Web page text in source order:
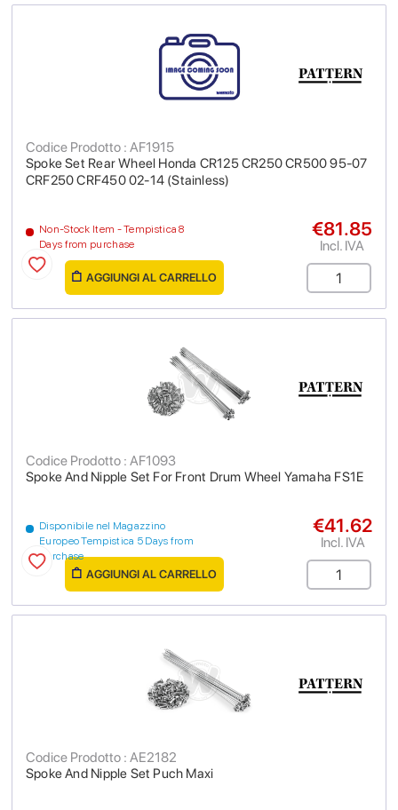
Spoke Set Rear Wheel Honda CR125 CR250 CR500 95-07
CRF250 CRF450 02-14 (Stainless)
Codice Prodotto : AF1915
Non-Stock Item - Tempistica 8
Days from purchase
€81.85
Incl. IVA
AGGIUNGI AL CARRELLO
Spoke And Nipple Set For Front Drum Wheel Yamaha FS1E
Codice Prodotto : AF1093
Disponibile nel Magazzino
Europeo Tempistica 5 Days from
purchase
€41.62
Incl. IVA
AGGIUNGI AL CARRELLO
Spoke And Nipple Set Puch Maxi
Codice Prodotto : AE2182